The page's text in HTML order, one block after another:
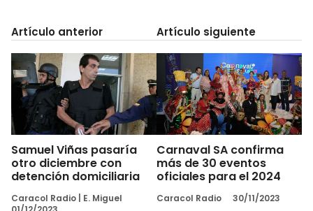
Artículo anterior
Samuel Viñas pasaría
otro diciembre con
detención domiciliaria
Caracol Radio
E. Miguel
Artículo siguiente
Carnaval SA confirma
más de 30 eventos
oficiales para el 2024
Caracol Radio 30/11/2023